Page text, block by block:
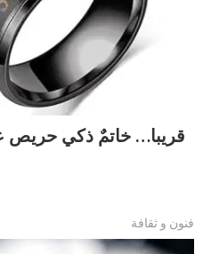
قريبا… خاتمٌ ذكي
فنون و ثقافة